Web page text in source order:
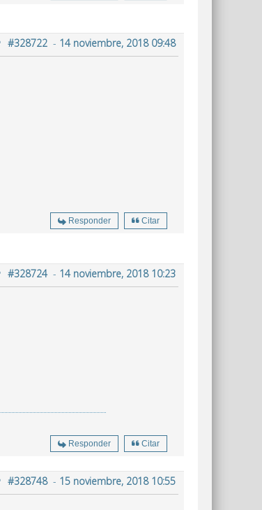
#328722 - 14 noviembre, 2018 09:48
Responder Citar
#328724- 14 noviembre, 2018 10:23
Responder Citar
#328748- 15 noviembre, 2018 10:55